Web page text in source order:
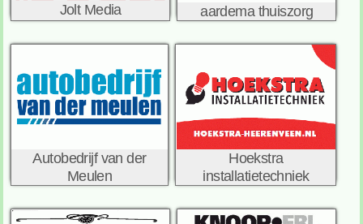
Jolt Media aardema thuiszorg
Autobedrijf van der
Meulen
Hoekstra
installatietechniek